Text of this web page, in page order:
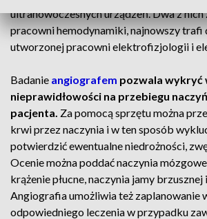
ultranowoczesnych urządzeń. Dwa z nich
pracowni hemodynamiki, najnowszy trafi
utworzonej pracowni elektrofizjologii i
Badanie angiografem pozwala wykryć
nieprawidłowości na przebiegu
pacjenta. Za pomocą sprzętu można
krwi przez naczynia i w ten sposób
potwierdzić ewentualne niedrożności,
Ocenie można poddać naczynia
krążenie płucne, naczynia jamy
Angiografia umożliwia też zaplanowanie
odpowiedniego leczenia w przypadku